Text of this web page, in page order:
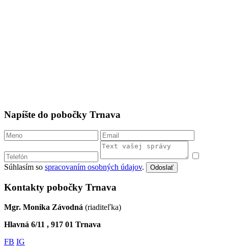
Napíšte do pobočky Trnava
Súhlasím so spracovaním osobných údajov. Odoslať
Kontakty pobočky Trnava
Mgr. Monika Závodná (riaditeľka)
Hlavná 6/11 , 917 01 Trnava
FB IG